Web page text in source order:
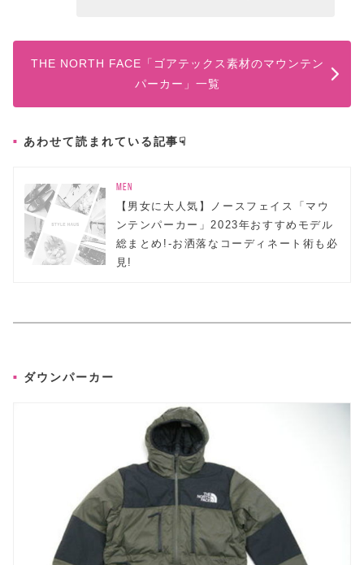
THE NORTH FACE「ゴアテックス素材のマウンテン
パーカー」一覧
あわせて読まれている記事☟
MEN
【男女に大人気】ノースフェイス「マウ
ンテンパーカー」2023年おすすめモデル
総まとめ!-お洒落なコーディネート術も必
見!
ダウンパーカー